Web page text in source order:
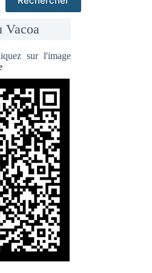
Vacoa
sur l'image